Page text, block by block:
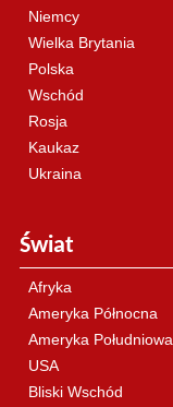
Niemcy
Wielka Brytania
Polska
Wschód
Rosja
Kaukaz
Ukraina
Świat
Afryka
Ameryka Północna
Ameryka Południowa
USA
Bliski Wschód